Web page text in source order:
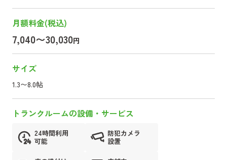
月額料金(税込)
7,040〜30,030円
サイズ
1.3〜8.0帖
トランクルームの設備・サービス
24時間利用
可能
防犯カメラ
設置